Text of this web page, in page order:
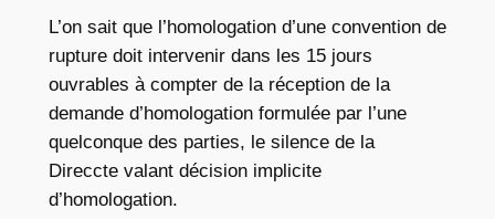
L’on sait que l’homologation d’une convention de
rupture doit intervenir dans les 15 jours
ouvrables à compter de la réception de la
demande d’homologation formulée par l’une
quelconque des parties, le silence de la
Direccte valant décision implicite
d’homologation.